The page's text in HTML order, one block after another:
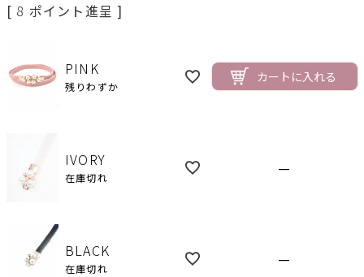
[ 8 ポイント進呈 ]
PINK
残りわずか
カートに入れる
IVORY
在庫切れ
—
BLACK
在庫切れ
—